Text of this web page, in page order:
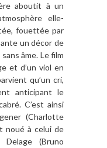
aboutit à un
elle-
fouettée par
un décor de
âme. Le film
et d’un viol en
qu’un cri,
anticipant le
C’est ainsi
(Charlotte
noué à celui de
Delage (Bruno